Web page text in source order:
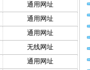
通用网址
通用网址
通用网址
无线网址
通用网址